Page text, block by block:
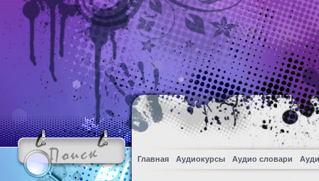
Главная Аудиокурсы Аудио словари